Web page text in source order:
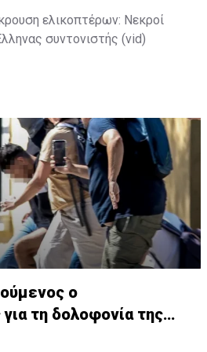
ελικοπτέρων: Νεκροί
συντονιστής (vid)
ο
τη δολοφονία της